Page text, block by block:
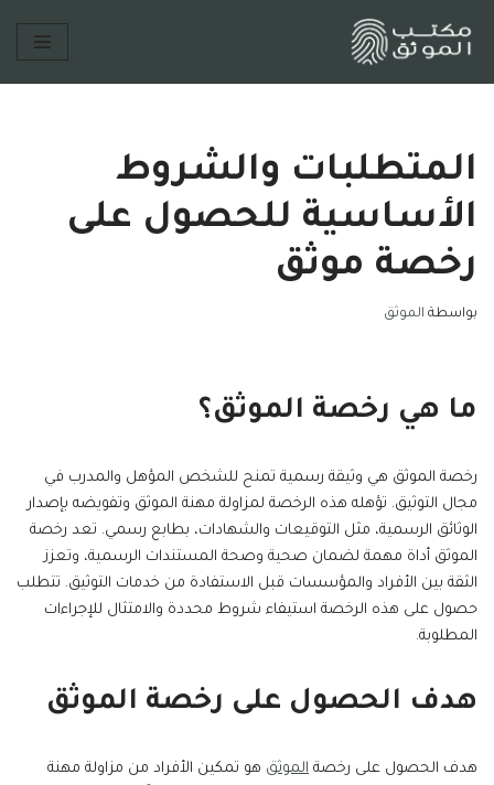
تخطى
إلى
المتطلبات والشروط
الأساسية للحصول على
رخصة موثق
بواسطة الموثق
ما هي رخصة الموثق؟
رخصة الموثق هي وثيقة رسمية تمنح للشخص المؤهل والمدرب في
مجال التوثيق. تؤهله هذه الرخصة لمزاولة مهنة الموثق وتفويضه بإصدار
الوثائق الرسمية، مثل التوقيعات والشهادات، بطابع رسمي. تعد رخصة
الموثق أداة مهمة لضمان صحية وصحة المستندات الرسمية، وتعزز
الثقة بين الأفراد والمؤسسات قبل الاستفادة من خدمات التوثيق. تتطلب
حصول على هذه الرخصة استيفاء شروط محددة والامتثال للإجراءات
المطلوبة.
هدف الحصول على رخصة الموثق
هدف الحصول على رخصة الموثق هو تمكين الأفراد من مزاولة مهنة